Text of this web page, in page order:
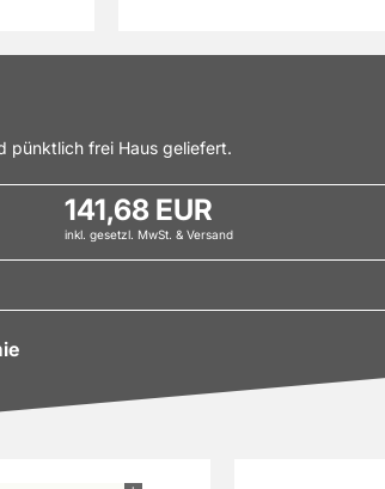
pünktlich frei Haus geliefert.
141,68 EUR
inkl. gesetzl. MwSt. & Versand